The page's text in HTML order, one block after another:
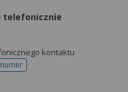
telefonicznie
kontaktu
do rejestracji